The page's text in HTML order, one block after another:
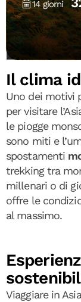
14 giorni
Il clima
Uno dei motivi
per visitare
le piogge
sono miti e
spostamenti
trekking tra
millenari o di
offre le
al massimo.
Viaggiare in